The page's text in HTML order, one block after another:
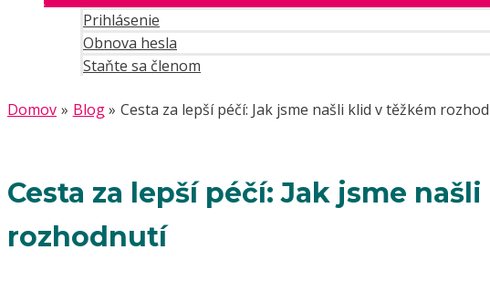
Prihlásenie
Obnova hesla
Staňte sa členom
Domov Blog Cesta za lepší péčí: Jak jsme našli klid v těžkém
Cesta za lepší péčí: Jak jsme
rozhodnutí